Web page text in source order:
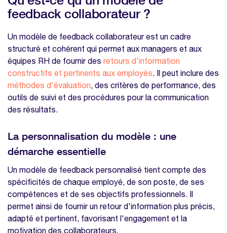
Comment encourager une culture
d'échange de feedback au sein de
l'entreprise ?
Nos modèles à télécharger sur la même
thématique
Modèle entretien annuel
Modèle entretien one to one
Modèle évaluation 360
Modèle de rapport d'étonnement
feedback collaborateur ?
Un modèle de feedback collaborateur est un cadre
structuré et cohérent qui permet aux managers et aux
équipes RH de fournir des retours d'information
constructifs et pertinents aux employés. Il peut inclure des
méthodes d'évaluation, des critères de performance, des
outils de suivi et des procédures pour la communication
des résultats.
La personnalisation du modèle : une
démarche essentielle
Un modèle de feedback personnalisé tient compte des
spécificités de chaque employé, de son poste, de ses
compétences et de ses objectifs professionnels. Il
permet ainsi de fournir un retour d'information plus précis,
adapté et pertinent, favorisant l'engagement et la
motivation des collaborateurs.